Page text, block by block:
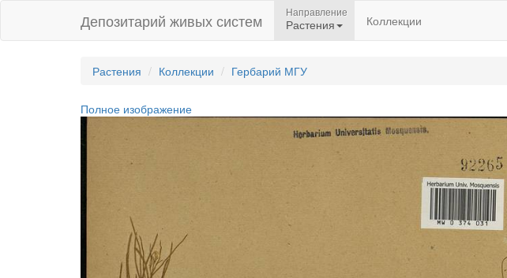
Депозитарий живых систем Направление
Растения Коллекции
Растения Коллекции Гербарий МГУ
Полное изображение